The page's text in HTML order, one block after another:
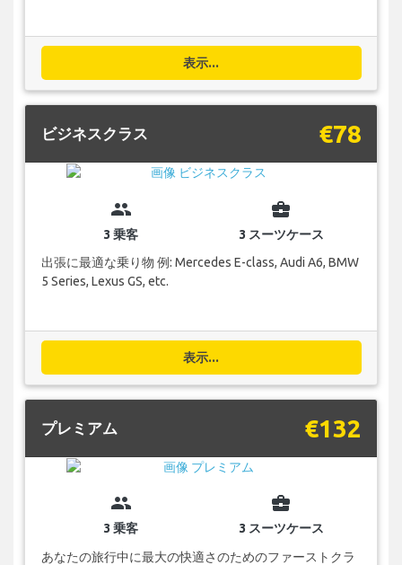
表示...
ビジネスクラス €78
group
3 乗客
business_center
3 スーツケース
出張に最適な乗り物 例: Mercedes E-class, Audi A6, BMW
5 Series, Lexus GS, etc.
表示...
プレミアム €132
group
3 乗客
business_center
3 スーツケース
あなたの旅行中に最大の快適さのためのファーストクラ